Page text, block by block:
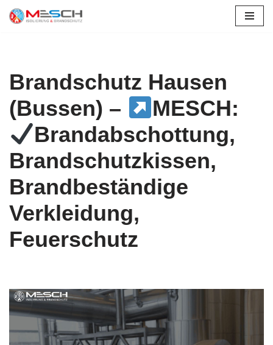
Brandschutz Hausen
(Bussen) –
MESCH:
Brandabschottung,
Brandschutzkissen,
Brandbeständige
Verkleidung,
Feuerschutz